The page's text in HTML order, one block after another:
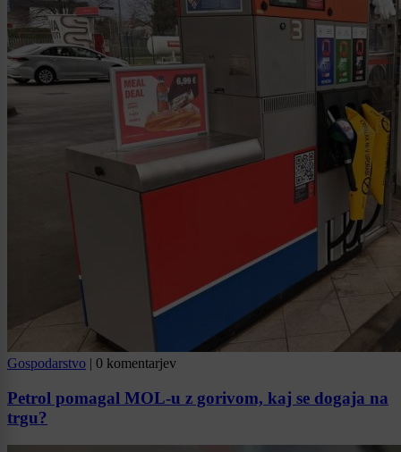
Gospodarstvo | 0 komentarjev
Petrol pomagal MOL-u z gorivom, kaj se dogaja na
trgu?